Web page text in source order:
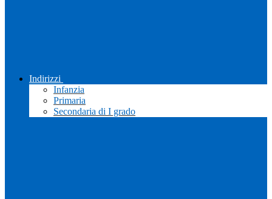
Indirizzi
Infanzia
Primaria
Secondaria di I grado